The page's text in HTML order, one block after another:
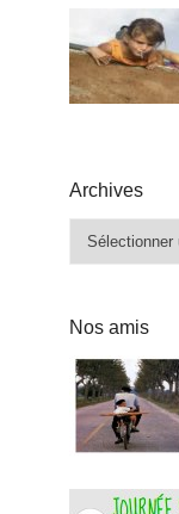
Archives
Nos amis